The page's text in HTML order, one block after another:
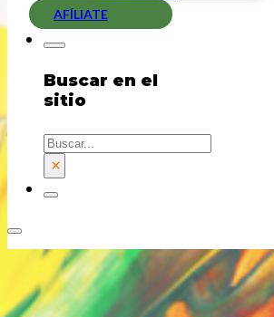
AFÍLIATE
Buscar en el
sitio
Buscar
×